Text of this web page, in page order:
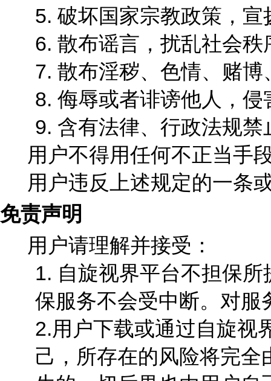
5. 破坏国家宗教政策，
6. 散布谣言，扰乱社会
7. 散布淫秽、色情、赌
8. 侮辱或者诽谤他人，
9. 含有法律、行政法规
用户不得用任何不正当手
用户违反上述规定的一条
免责声明
用户请理解并接受：
1. 自旋视界平台不担保
保服务不会受中断。对服
2.用户下载或通过自旋视
己，所存在的风险将完